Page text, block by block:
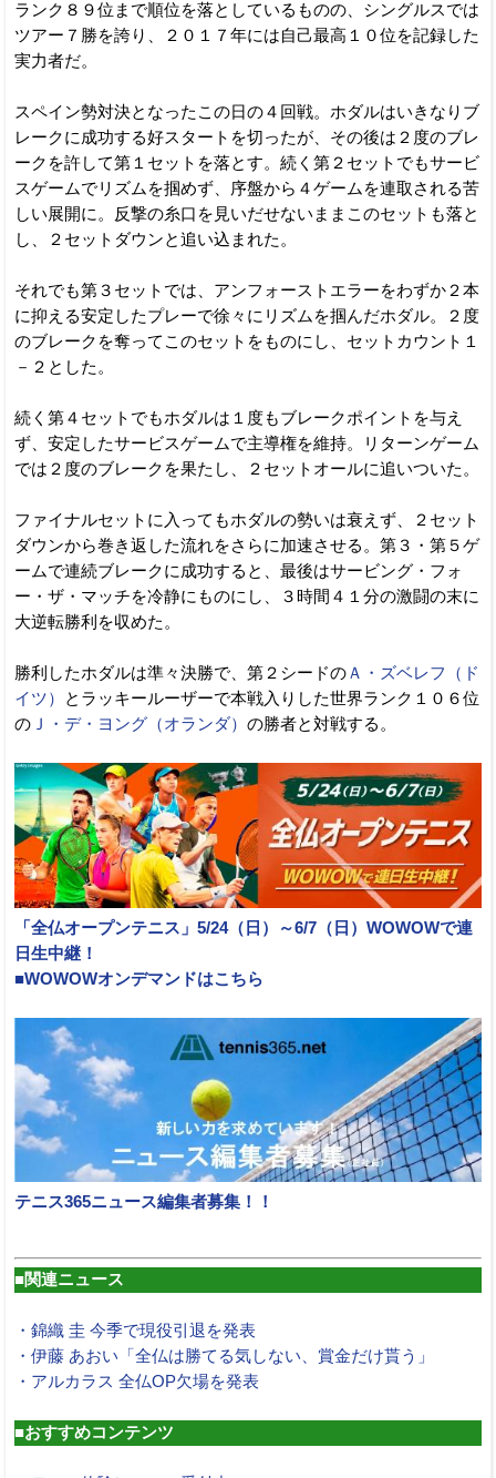
ランク８９位まで順位を落としているものの、シングルスでは
ツアー７勝を誇り、２０１７年には自己最高１０位を記録した
実力者だ。
スペイン勢対決となったこの日の４回戦。ホダルはいきなりブ
レークに成功する好スタートを切ったが、その後は２度のブレ
ークを許して第１セットを落とす。続く第２セットでもサービ
スゲームでリズムを掴めず、序盤から４ゲームを連取される苦
しい展開に。反撃の糸口を見いだせないままこのセットも落と
し、２セットダウンと追い込まれた。
それでも第３セットでは、アンフォーストエラーをわずか２本
に抑える安定したプレーで徐々にリズムを掴んだホダル。２度
のブレークを奪ってこのセットをものにし、セットカウント１
－２とした。
続く第４セットでもホダルは１度もブレークポイントを与え
ず、安定したサービスゲームで主導権を維持。リターンゲーム
では２度のブレークを果たし、２セットオールに追いついた。
ファイナルセットに入ってもホダルの勢いは衰えず、２セット
ダウンから巻き返した流れをさらに加速させる。第３・第５ゲ
ームで連続ブレークに成功すると、最後はサービング・フォ
ー・ザ・マッチを冷静にものにし、３時間４１分の激闘の末に
大逆転勝利を収めた。
勝利したホダルは準々決勝で、第２シードのＡ・ズベレフ（ド
イツ）
とラッキールーザーで本戦入りした世界ランク１０６位
の Ｊ・デ・ヨング（オランダ） の勝者と対戦する。
「全仏オープンテニス」5/24（日）～6/7（日）WOWOWで連
日生中継！
■WOWOWオンデマンドはこちら
テニス365ニュース編集者募集！！
■関連ニュース
・錦織 圭 今季で現役引退を発表
・伊藤 あおい「全仏は勝てる気しない、賞金だけ貰う」
・アルカラス 全仏OP欠場を発表
■おすすめコンテンツ